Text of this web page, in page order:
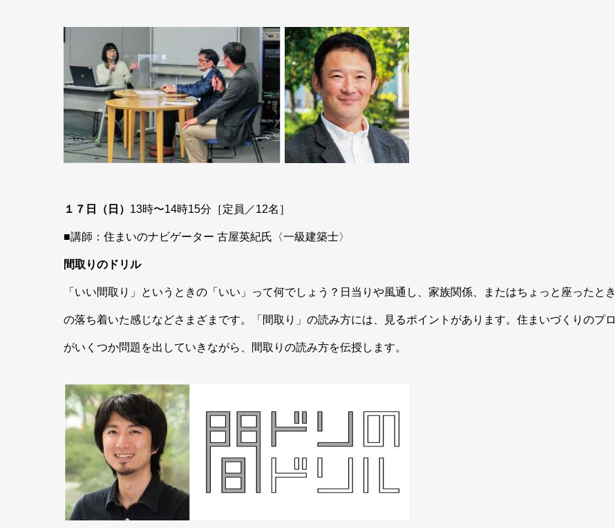
１７日（日） 13時〜14時15分［定員／12名］
■講師：住まいのナビゲーター 古屋英紀氏〈一級建築士〉
間取りのドリル
「いい間取り」というときの「いい」って何でしょう？日当りや風通し、家族関係、またはちょっと座ったとき
の落ち着いた感じなどさまざまです。「間取り」の読み方には、見るポイントがあります。住まいづくりのプロ
がいくつか問題を出していきながら、間取りの読み方を伝授します。